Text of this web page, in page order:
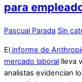
para
Pascual Parada Sin
El informe de
mercado laboral lleva
analistas evidencian